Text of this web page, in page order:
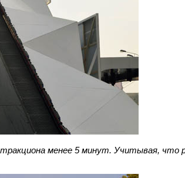
менее 5 минут. Учитывая,